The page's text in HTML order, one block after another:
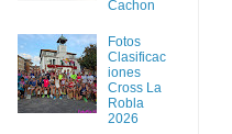
Cachon
Fotos
Clasificac
iones
Cross La
Robla
2026